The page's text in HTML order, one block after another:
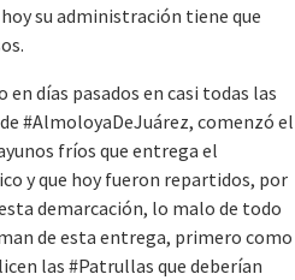
su administración tiene que
días pasados en casi todas las
#AlmoloyaDeJuárez, comenzó el
fríos que entrega el
y que hoy fueron repartidos, por
demarcación, lo malo de todo
de esta entrega, primero como
las #Patrullas que deberían